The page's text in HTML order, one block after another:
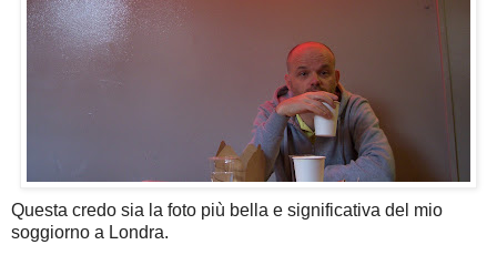
Questa credo sia la foto più bella e significativa del mio
soggiorno a Londra.